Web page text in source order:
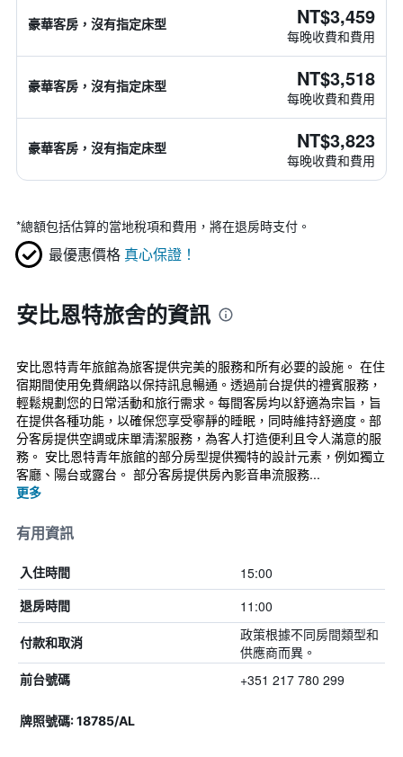
豪華客房，沒有指定床型 NT$3,459
每晚收費和費用
豪華客房，沒有指定床型 NT$3,518
每晚收費和費用
豪華客房，沒有指定床型 NT$3,823
每晚收費和費用
*總額包括估算的當地稅項和費用，將在退房時支付。
最優惠價格 真心保證！
安比恩特旅舍的資訊
安比恩特青年旅館為旅客提供完美的服務和所有必要的設施。 在住
宿期間使用免費網路以保持訊息暢通。透過前台提供的禮賓服務，
輕鬆規劃您的日常活動和旅行需求。每間客房均以舒適為宗旨，旨
在提供各種功能，以確保您享受寧靜的睡眠，同時維持舒適度。部
分客房提供空調或床單清潔服務，為客人打造便利且令人滿意的服
務。 安比恩特青年旅館的部分房型提供獨特的設計元素，例如獨立
客廳、陽台或露台。 部分客房提供房內影音串流服務...
更多
有用資訊
入住時間 15:00
退房時間 11:00
付款和取消
政策根據不同房間類型和
供應商而異。
前台號碼 +351 217 780 299
牌照號碼: 18785/AL